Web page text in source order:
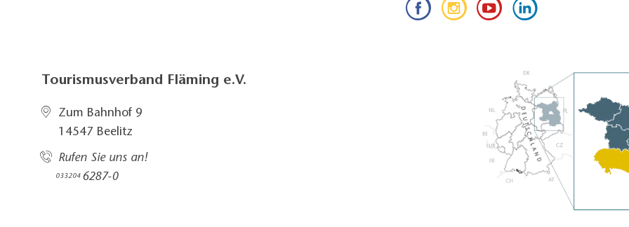
Tourismusverband Fläming e.V.
Zum Bahnhof 9
14547 Beelitz
Rufen Sie uns an!
033204 6287-0